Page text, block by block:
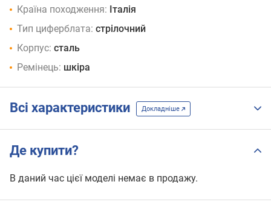
Країна походження: Італія
Тип циферблата: стрілочний
Корпус: сталь
Ремінець: шкіра
Всі характеристики Докладніше
Де купити?
В даний час цієї моделі немає в продажу.